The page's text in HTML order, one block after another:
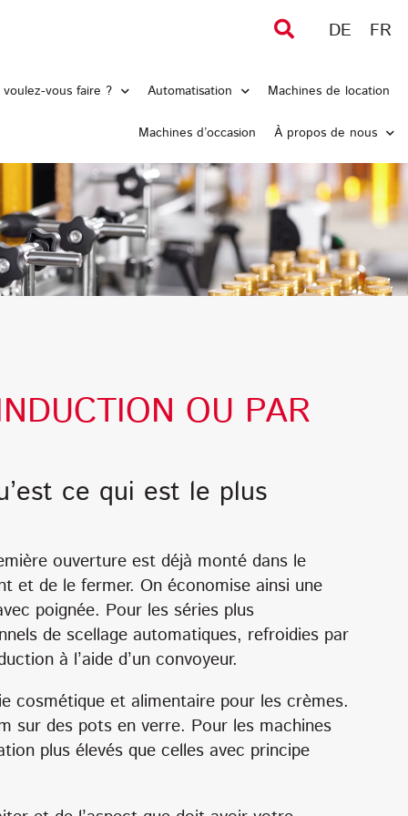
DE FR
voulez-vous faire ? Automatisation Machines de location
Machines d’occasion À propos de nous
OU PAR
ce qui est le plus
ouverture est déjà monté dans le
et de le fermer. On économise ainsi une
poignée. Pour les séries plus
de scellage automatiques, refroidies par
à l’aide d’un convoyeur.
cosmétique et alimentaire pour les crèmes.
sur des pots en verre. Pour les machines
plus élevés que celles avec principe